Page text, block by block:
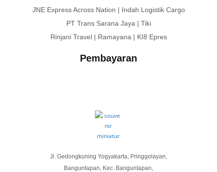
JNE Express Across Nation | Indah Logistik Cargo
PT Trans Sarana Jaya | Tiki
Rinjani Travel | Ramayana | KI8 Epres
Pembayaran
Jl. Gedongkuning Yogyakarta, Pringgolayan,
Banguntapan, Kec. Banguntapan,